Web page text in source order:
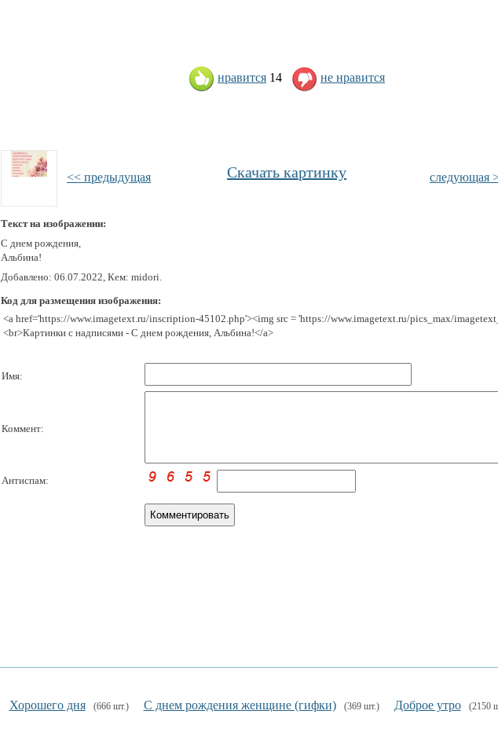
нравится 14 не нравится
<< предыдущая следующая
Скачать картинку
Текст на изображении:
С днем рождения,
Альбина!
Добавлено: 06.07.2022, Кем: midori.
Код для размещения изображения:
<a href='https://www.imagetext.ru/inscription-45102.php'><img src = 'https://www.imagetext.ru/pics_max/
<br>Картинки с надписями - С днем рождения, Альбина!</a>
Имя:
Коммент:
Антиспам:
Хорошего дня (666 шт.) С днем рождения женщине (гифки) (369 шт.) Доброе утро (2150